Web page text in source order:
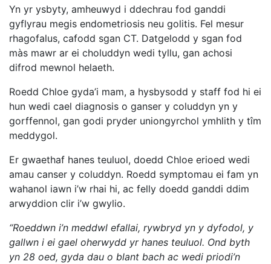
Yn yr ysbyty, amheuwyd i ddechrau fod ganddi
gyflyrau megis endometriosis neu golitis. Fel mesur
rhagofalus, cafodd sgan CT. Datgelodd y sgan fod
màs mawr ar ei choluddyn wedi tyllu, gan achosi
difrod mewnol helaeth.
Roedd Chloe gyda’i mam, a hysbysodd y staff fod hi ei
hun wedi cael diagnosis o ganser y coluddyn yn y
gorffennol, gan godi pryder uniongyrchol ymhlith y tîm
meddygol.
Er gwaethaf hanes teuluol, doedd Chloe erioed wedi
amau canser y coluddyn. Roedd symptomau ei fam yn
wahanol iawn i’w rhai hi, ac felly doedd ganddi ddim
arwyddion clir i’w gwylio.
“Roeddwn i’n meddwl efallai, rywbryd yn y dyfodol, y
gallwn i ei gael oherwydd yr hanes teuluol. Ond byth
yn 28 oed, gyda dau o blant bach ac wedi priodi’n